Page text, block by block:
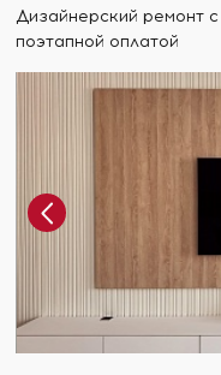
Дизайнерский ремонт
поэтапной оплатой